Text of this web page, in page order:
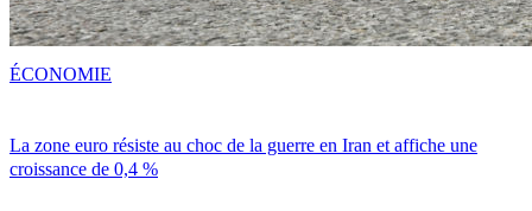
La zone euro résiste au choc de la guerre en Iran et affiche une
croissance de 0,4 %
ÉCONOMIE